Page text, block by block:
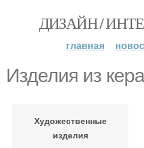
ДИЗАЙН /
главная
Изделия из
Художественные
изделия